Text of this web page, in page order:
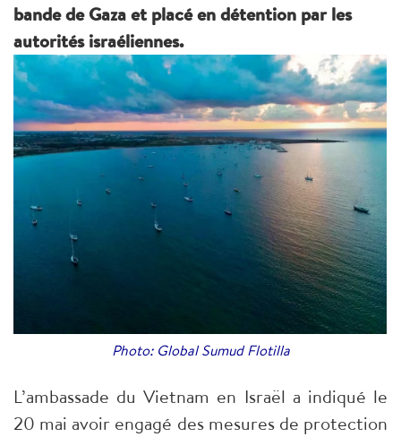
bande de Gaza et placé en détention par les
autorités israéliennes.
Photo: Global Sumud Flotilla
L’ambassade du Vietnam en Israël a indiqué le
20 mai avoir engagé des mesures de protection